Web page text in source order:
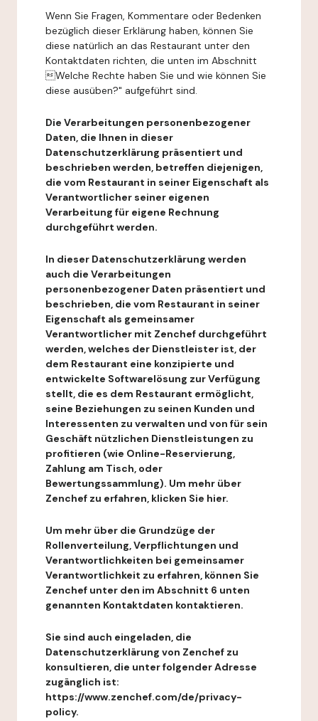
Wenn Sie Fragen, Kommentare oder Bedenken
bezüglich dieser Erklärung haben, können Sie
diese natürlich an das Restaurant unter den
Kontaktdaten richten, die unten im Abschnitt
Welche Rechte haben Sie und wie können Sie
diese ausüben?" aufgeführt sind.
Die Verarbeitungen personenbezogener
Daten, die Ihnen in dieser
Datenschutzerklärung präsentiert und
beschrieben werden, betreffen diejenigen,
die vom Restaurant in seiner Eigenschaft als
Verantwortlicher seiner eigenen
Verarbeitung für eigene Rechnung
durchgeführt werden.
In dieser Datenschutzerklärung werden
auch die Verarbeitungen
personenbezogener Daten präsentiert und
beschrieben, die vom Restaurant in seiner
Eigenschaft als gemeinsamer
Verantwortlicher mit Zenchef durchgeführt
werden, welches der Dienstleister ist, der
dem Restaurant eine konzipierte und
entwickelte Softwarelösung zur Verfügung
stellt, die es dem Restaurant ermöglicht,
seine Beziehungen zu seinen Kunden und
Interessenten zu verwalten und von für sein
Geschäft nützlichen Dienstleistungen zu
profitieren (wie Online-Reservierung,
Zahlung am Tisch, oder
Bewertungssammlung). Um mehr über
Zenchef zu erfahren, klicken Sie hier.
Um mehr über die Grundzüge der
Rollenverteilung, Verpflichtungen und
Verantwortlichkeiten bei gemeinsamer
Verantwortlichkeit zu erfahren, können Sie
Zenchef unter den im Abschnitt 6 unten
genannten Kontaktdaten kontaktieren.
Sie sind auch eingeladen, die
Datenschutzerklärung von Zenchef zu
konsultieren, die unter folgender Adresse
zugänglich ist:
https://www.zenchef.com/de/privacy-
policy.